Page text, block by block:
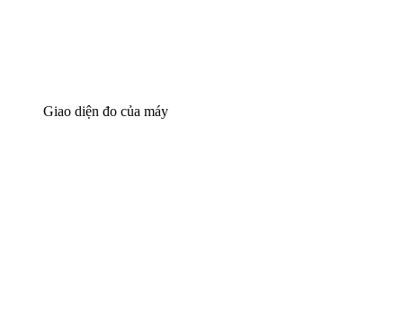
Giao diện đo của máy